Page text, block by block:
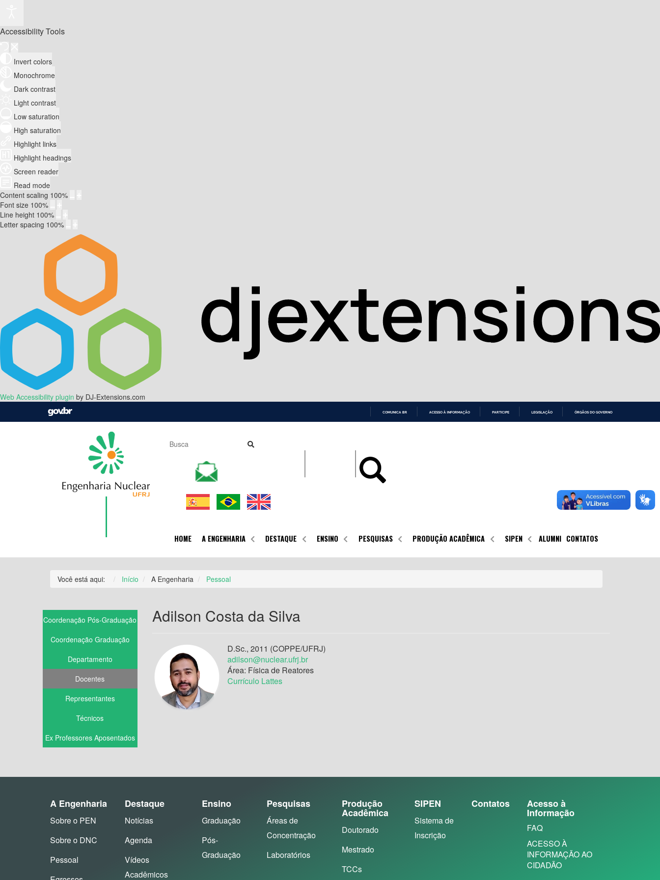
Accessibility Tools
Invert colors
Monochrome
Dark contrast
Light contrast
Low saturation
High saturation
Highlight links
Highlight headings
Screen reader
Read mode
Content scaling 100%
Font size 100%
Line height 100%
Letter spacing 100%
Web Accessibility plugin by DJ-Extensions.com
COMUNICA BR ACESSO À INFORMAÇÃO PARTICIPE LEGISLAÇÃO ÓRGÃOS DO GOVERNO
HOME A ENGENHARIA DESTAQUE ENSINO PESQUISAS PRODUÇÃO ACADÊMICA SIPEN ALUMNI CONTATOS
Você está aqui: Início A Engenharia Pessoal
Coordenação Pós-Graduação
Coordenação Graduação
Departamento
Docentes
Representantes
Técnicos
Ex Professores Aposentados
Adilson Costa da Silva
D.Sc., 2011 (COPPE/UFRJ)
adilson@nuclear.ufrj.br
Área: Física de Reatores
Currículo Lattes
A Engenharia
Sobre o PEN
Sobre o DNC
Pessoal
Destaque
Notícias
Agenda
Vídeos
Acadêmicos
Ensino
Graduação
Pós-
Graduação
Pesquisas
Áreas de
Concentração
Laboratórios
Produção
Acadêmica
Doutorado
Mestrado
TCCs
SIPEN
Sistema de
Inscrição
Contatos Acesso à
Informação
FAQ
ACESSO À
INFORMAÇÃO AO
CIDADÃO